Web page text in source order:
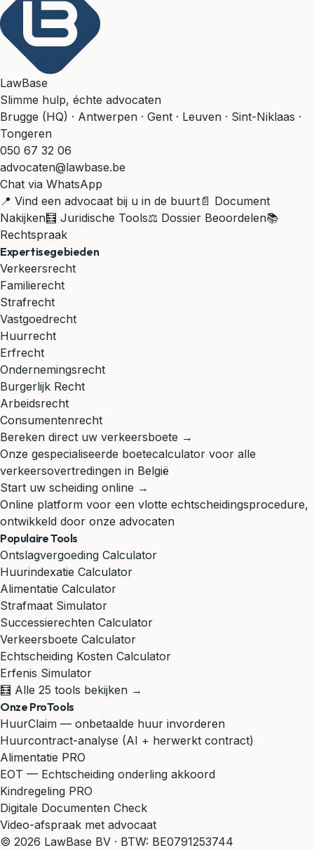
LawBase
Slimme hulp, échte advocaten
Brugge (HQ) · Antwerpen · Gent · Leuven · Sint-Niklaas ·
Tongeren
050 67 32 06
advocaten@lawbase.be
Chat via WhatsApp
📍 Vind een advocaat bij u in de buurt 📄 Document
Nakijken🧮 Juridische Tools⚖️ Dossier Beoordelen📚
Rechtspraak
Expertisegebieden
Verkeersrecht
Familierecht
Strafrecht
Vastgoedrecht
Huurrecht
Erfrecht
Ondernemingsrecht
Burgerlijk Recht
Arbeidsrecht
Consumentenrecht
Bereken direct uw verkeersboete →
Onze gespecialiseerde boetecalculator voor alle
verkeersovertredingen in België
Start uw scheiding online →
Online platform voor een vlotte echtscheidingsprocedure,
ontwikkeld door onze advocaten
Populaire Tools
Ontslagvergoeding Calculator
Huurindexatie Calculator
Alimentatie Calculator
Strafmaat Simulator
Successierechten Calculator
Verkeersboete Calculator
Echtscheiding Kosten Calculator
Erfenis Simulator
🧮 Alle 25 tools bekijken →
Onze ProTools
HuurClaim — onbetaalde huur invorderen
Huurcontract-analyse (AI + herwerkt contract)
Alimentatie PRO
EOT — Echtscheiding onderling akkoord
Kindregeling PRO
Digitale Documenten Check
Video-afspraak met advocaat
© 2026 LawBase BV · BTW: BE0791253744